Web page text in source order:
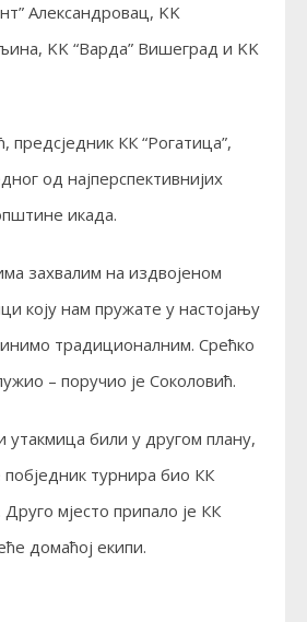
Александровац, KK
KK “Варда” Вишеград и KK
предсједник КК “Рогатица”,
од најперспективнијих
икада.
захвалим на издвојеном
коју нам пружате у настојању
традиционалним. Срећко
– поручио је Соколовић.
утакмица били у другом плану,
турнира био КК
Друго мјесто припало је КК
домаћој екипи.